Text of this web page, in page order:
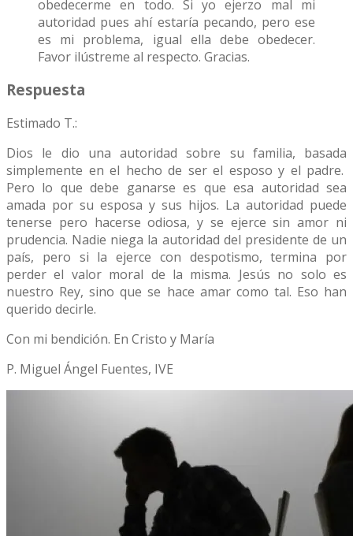
obedecerme en todo. Si yo ejerzo mal mi
autoridad pues ahí estaría pecando, pero ese
es mi problema, igual ella debe obedecer.
Favor ilústreme al respecto. Gracias.
Respuesta
Estimado T.:
Dios le dio una autoridad sobre su familia, basada
simplemente en el hecho de ser el esposo y el padre.
Pero lo que debe ganarse es que esa autoridad sea
amada por su esposa y sus hijos. La autoridad puede
tenerse pero hacerse odiosa, y se ejerce sin amor ni
prudencia. Nadie niega la autoridad del presidente de un
país, pero si la ejerce con despotismo, termina por
perder el valor moral de la misma. Jesús no solo es
nuestro Rey, sino que se hace amar como tal. Eso han
querido decirle.
Con mi bendición. En Cristo y María
P. Miguel Ángel Fuentes, IVE